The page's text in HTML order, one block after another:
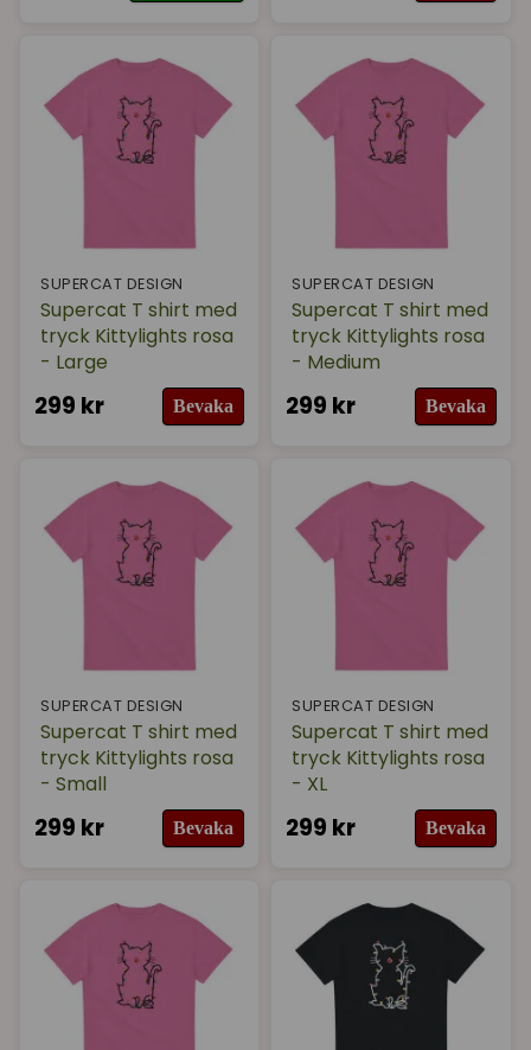
SUPERCAT DESIGN
Supercat T shirt med
tryck Kittylights rosa
- Large
299 kr Bevaka
SUPERCAT DESIGN
Supercat T shirt med
tryck Kittylights rosa
- Medium
299 kr Bevaka
SUPERCAT DESIGN
Supercat T shirt med
tryck Kittylights rosa
- Small
299 kr Bevaka
SUPERCAT DESIGN
Supercat T shirt med
tryck Kittylights rosa
- XL
299 kr Bevaka